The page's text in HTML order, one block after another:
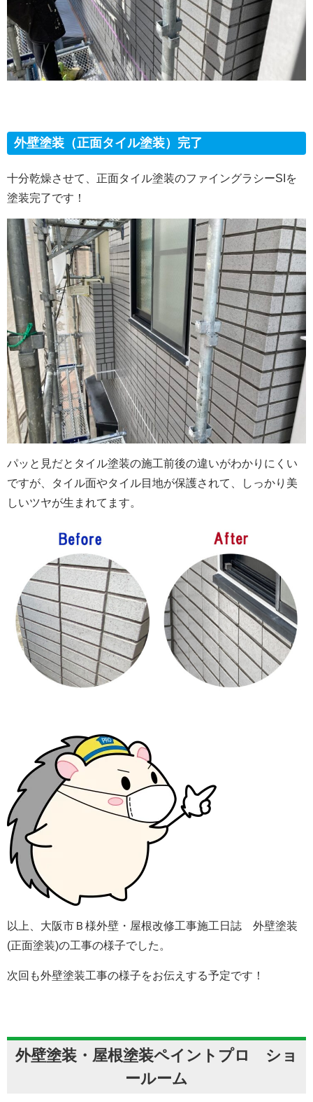
外壁塗装（正面タイル塗装）完了
十分乾燥させて、正面タイル塗装のファイングラシーSIを
塗装完了です！
パッと見だとタイル塗装の施工前後の違いがわかりにくい
ですが、
タイル面やタイル目地が保護されて、しっかり美
しいツヤが生まれてます。
以上、大阪市Ｂ様外壁・屋根改修工事施工日誌 外壁塗装
(正面塗装)の工事の様子でした。
次回も外壁塗装工事の様子をお伝えする予定です！
外壁塗装・屋根塗装ペイントプロ ショ
ールーム